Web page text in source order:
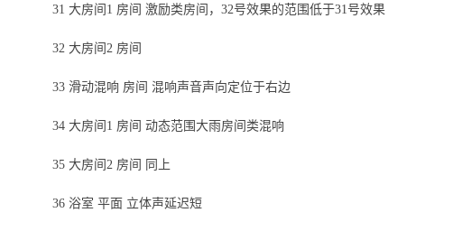
31 大房间1 房间 激励类房间，32号效果的范围低于31号效果
32 大房间2 房间
33 滑动混响 房间 混响声音声向定位于右边
34 大房间1 房间 动态范围大雨房间类混响
35 大房间2 房间 同上
36 浴室 平面 立体声延迟短